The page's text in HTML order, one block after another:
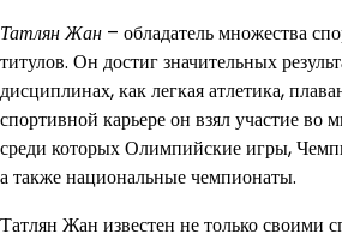
Татлян Жан – обладатель множества
титулов. Он достиг значительных
дисциплинах, как легкая атлетика,
спортивной карьере он взял участие во
среди которых Олимпийские игры,
а также национальные чемпионаты.
Татлян Жан известен не только своими